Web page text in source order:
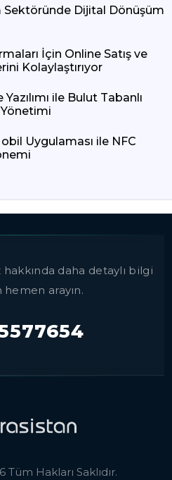
Sektöründe Dijital Dönüşüm
İçin Online Satış ve
Kolaylaştırıyor
ile Bulut Tabanlı
Uygulaması ile NFC
daha detaylı bilgi
arayın.
Hakları Saklıdır.